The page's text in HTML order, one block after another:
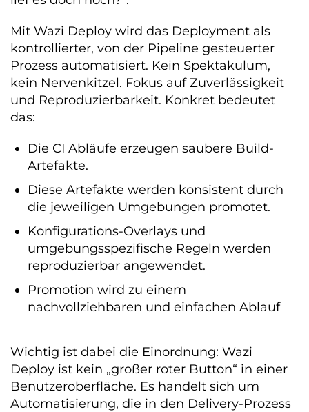
Mit Wazi Deploy wird das Deployment als
kontrollierter, von der Pipeline gesteuerter
Prozess automatisiert. Kein Spektakulum,
kein Nervenkitzel. Fokus auf Zuverlässigkeit
und Reproduzierbarkeit. Konkret bedeutet
das:
Die CI Abläufe erzeugen saubere Build-
Artefakte.
Diese Artefakte werden konsistent durch
die jeweiligen Umgebungen promotet.
Konfigurations-Overlays und
umgebungsspezifische Regeln werden
reproduzierbar angewendet.
Promotion wird zu einem
nachvollziehbaren und einfachen Ablauf
Wichtig ist dabei die Einordnung: Wazi
Deploy ist kein „großer roter Button“ in einer
Benutzeroberfläche. Es handelt sich um
Automatisierung, die in den Delivery-Prozess